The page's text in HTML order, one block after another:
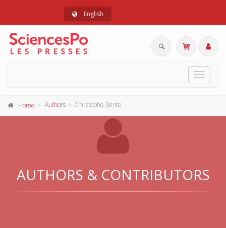
English
Toggle
Home Authors Christophe Sente
AUTHORS & CONTRIBUTORS